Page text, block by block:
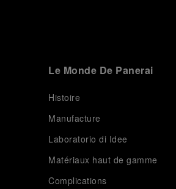
Le Monde De Panerai
Histoire
Manufacture
Laboratorio di Idee
Matériaux haut de gamme
Complications